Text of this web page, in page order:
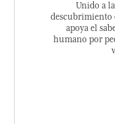
Unido a
descubrimiento
apoya el
humano por